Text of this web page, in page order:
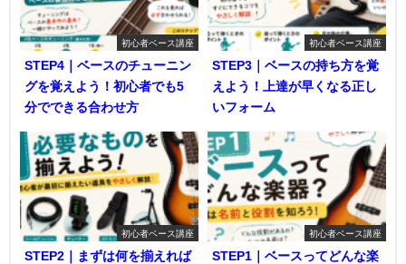
初心者ベース講座
STEP4｜ベースのチューニン
グを覚えよう！初心者でも5
分でできる合わせ方
初心者ベース講座
STEP3｜ベースの持ち方を覚
えよう！上達が早くなる正し
いフォーム
初心者ベース講座
STEP2｜まずは何を揃えれば
初心者ベース講座
STEP1｜ベースってどんな楽